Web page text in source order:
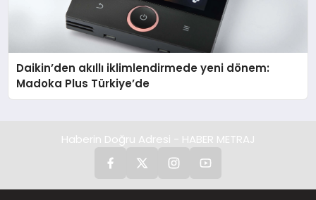
Daikin’den akıllı iklimlendirmede yeni dönem:
Madoka Plus Türkiye’de
Haberin Doğru Adresi - HABER METRAJ